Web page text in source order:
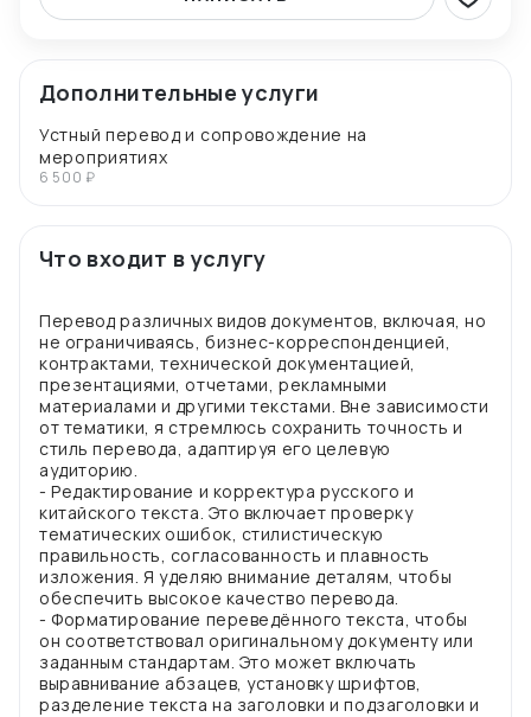
Дополнительные услуги
Устный перевод и сопровождение на
мероприятиях
6 500 ₽
Что входит в услугу
Перевод различных видов документов, включая, но
не ограничиваясь, бизнес-корреспонденцией,
контрактами, технической документацией,
презентациями, отчетами, рекламными
материалами и другими текстами. Вне зависимости
от тематики, я стремлюсь сохранить точность и
стиль перевода, адаптируя его целевую
аудиторию.
- Редактирование и корректура русского и
китайского текста. Это включает проверку
тематических ошибок, стилистическую
правильность, согласованность и плавность
изложения. Я уделяю внимание деталям, чтобы
обеспечить высокое качество перевода.
- Форматирование переведённого текста, чтобы
он соответствовал оригинальному документу или
заданным стандартам. Это может включать
выравнивание абзацев, установку шрифтов,
разделение текста на заголовки и подзаголовки и